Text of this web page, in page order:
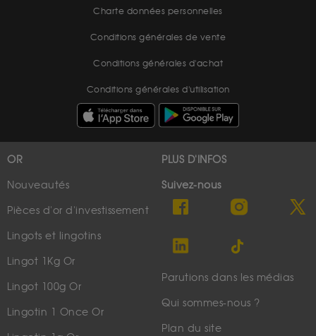
Charte données personnelles
Conditions générales de vente
Conditions générales d'achat
Conditions générales d'utilisation
OR
Nouveautés
Pièces d'or d'investissement
Lingots et lingotins
Lingot 1Kg Or
Lingot 100g Or
Lingotin 1 Once Or
PLUS D'INFOS
Suivez-nous
Parutions dans les médias
Qui sommes-nous ?
Plan du site